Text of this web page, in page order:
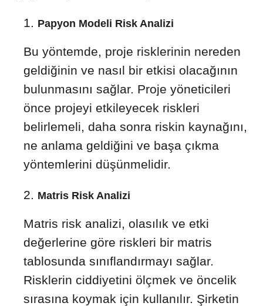
Papyon Modeli Risk Analizi
Bu yöntemde, proje risklerinin nereden
geldiğinin ve nasıl bir etkisi olacağının
bulunmasını sağlar. Proje yöneticileri
önce projeyi etkileyecek riskleri
belirlemeli, daha sonra riskin kaynağını,
ne anlama geldiğini ve başa çıkma
yöntemlerini düşünmelidir.
Matris Risk Analizi
Matris risk analizi, olasılık ve etki
değerlerine göre riskleri bir matris
tablosunda sınıflandırmayı sağlar.
Risklerin ciddiyetini ölçmek ve öncelik
sırasına koymak için kullanılır. Şirketin